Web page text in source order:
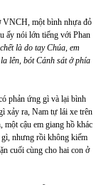
VNCH, một bình nhựa đỏ
ấy nói lớn tiếng với Phan
là do tay Chúa, em
lên, bót Cảnh sát ở phía
phản ứng gì và lại bình
xảy ra, Nam tự lái xe trên
cậu em giang hồ khác
gì, nhưng rồi không kiếm
cuối cùng cho hai con ở